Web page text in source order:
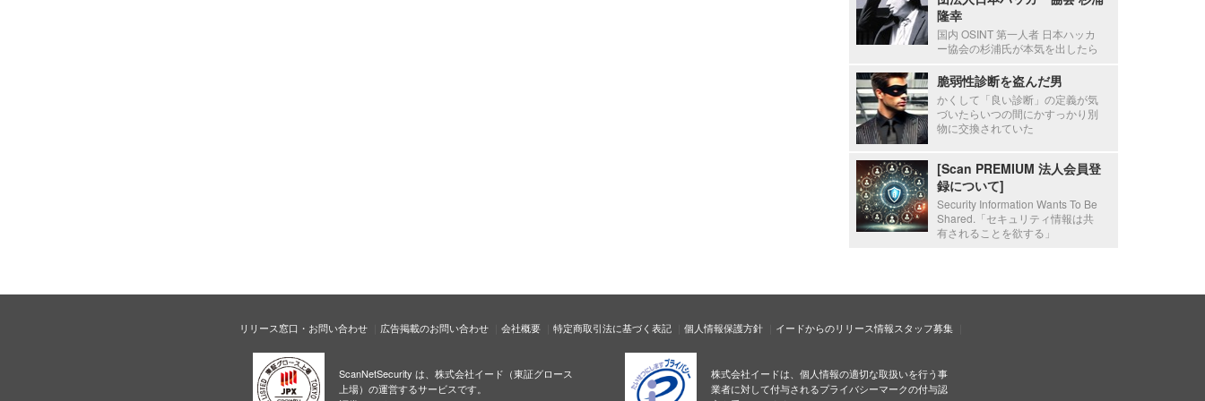
隆幸
国内 OSINT 第一人者 日本ハッカ
ー協会の杉浦氏が本気を出したら
脆弱性診断を盗んだ男
かくして「良い診断」の定義が気
づいたらいつの間にかすっかり別
物に交換されていた
[Scan PREMIUM 法人会員登
録について]
Security Information Wants To Be
Shared.「セキュリティ情報は共
有されることを欲する」
リリース窓口・お問い合わせ 広告掲載のお問い合わせ 会社概要 特定商取引法に基づく表記 個人情報保護方針 イードからのリリース情報スタッフ募集
ScanNetSecurity は、株式会社イード（東証グロース
上場）の運営するサービスです。
株式会社イードは、個人情報の適切な取扱いを行う事
業者に対して付与されるプライバシーマークの付与認